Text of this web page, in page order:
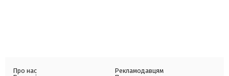
Про нас
Рекламодавцям